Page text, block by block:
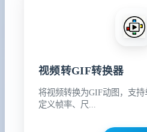
视频转GIF转换器
将视频转换为GIF动图，支
定义帧率、尺...